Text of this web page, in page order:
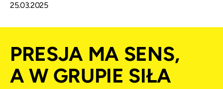
25.03.2025
PRESJA MA SENS,
A W GRUPIE SIŁA